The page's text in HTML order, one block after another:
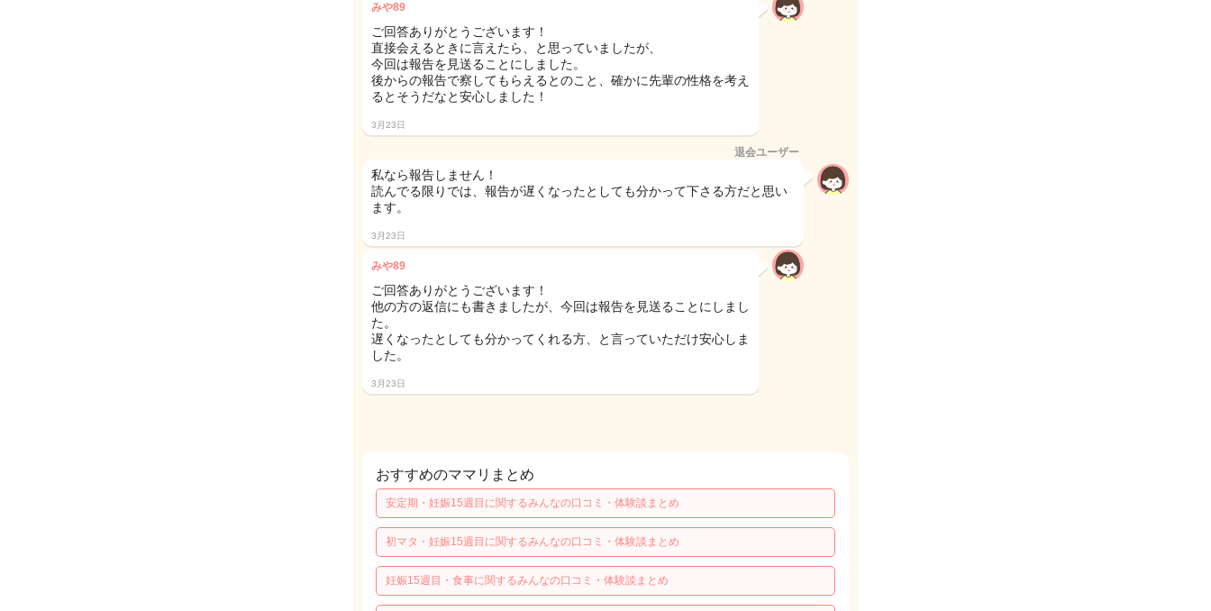
みや89
ご回答ありがとうございます！
直接会えるときに言えたら、と思っていましたが、
今回は報告を見送ることにしました。
後からの報告で察してもらえるとのこと、確かに先輩の性格を考え
るとそうだなと安心しました！
3月23日
退会ユーザー
私なら報告しません！
読んでる限りでは、報告が遅くなったとしても分かって下さる方だと思い
ます。
3月23日
みや89
ご回答ありがとうございます！
他の方の返信にも書きましたが、今回は報告を見送ることにしまし
た。
遅くなったとしても分かってくれる方、と言っていただけ安心しま
した。
3月23日
おすすめのママリまとめ
安定期・妊娠15週目に関するみんなの口コミ・体験談まとめ
初マタ・妊娠15週目に関するみんなの口コミ・体験談まとめ
妊娠15週目・食事に関するみんなの口コミ・体験談まとめ